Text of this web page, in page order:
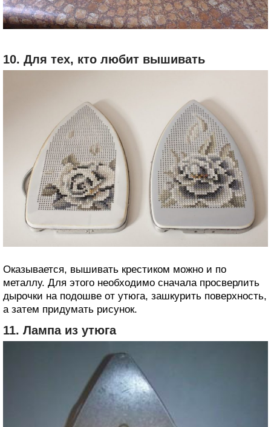
10. Для тех, кто любит вышивать
Оказывается, вышивать крестиком можно и по
металлу. Для этого необходимо сначала просверлить
дырочки на подошве от утюга, зашкурить поверхность,
а затем придумать рисунок.
11. Лампа из утюга